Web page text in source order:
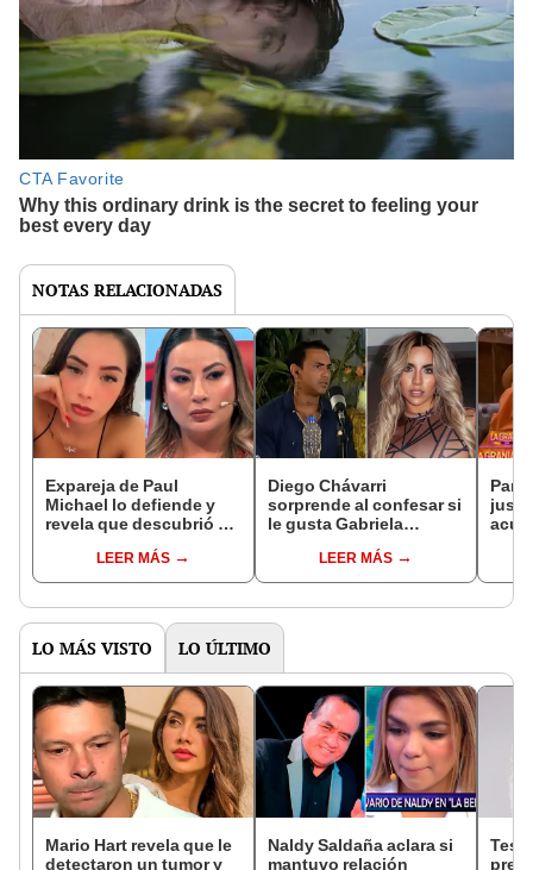
NOTAS RELACIONADAS
Expareja de Paul
Michael lo defiende y
revela que descubrió a
gritándole a su menor
hija: "Yo tengo
LEER MÁS
Diego Chávarri
sorprende al confesar si
le gusta Gabriela
eliminado de 'La Granja
VIP Perú': "Tuve más
LEER MÁS
VIP
LO MÁS VISTO LO ÚLTIMO
Mario Hart revela que le
detectaron un tumor y
Naldy Saldaña aclara si
mantuvo relación